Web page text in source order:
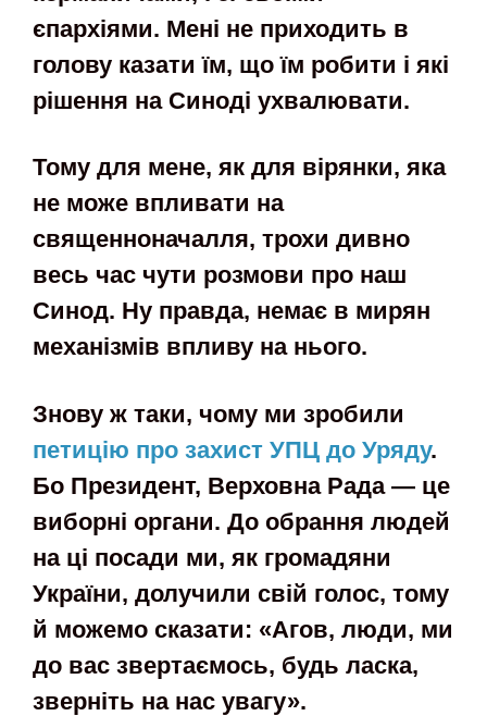
єпархіями. Мені не приходить в
голову казати їм, що їм робити і які
рішення на Синоді ухвалювати.
Тому для мене, як для вірянки, яка
не може впливати на
священноначалля, трохи дивно
весь час чути розмови про наш
Синод. Ну правда, немає в мирян
механізмів впливу на нього.
Знову ж таки, чому ми зробили
петицію про захист УПЦ до Уряду.
Бо Президент, Верховна Рада — це
виборні органи. До обрання людей
на ці посади ми, як громадяни
України, долучили свій голос, тому
й можемо сказати: «Агов, люди, ми
до вас звертаємось, будь ласка,
зверніть на нас увагу».